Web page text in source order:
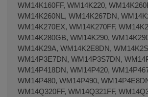
WM14K160FF, WM14K220,
WM14K260NL, WM14K267DN,
WM14K270EX, WM14K270FF,
WM14K280GB, WM14K290,
WM14K29A, WM14K2E8DN,
WM14P3E7DN, WM14P3S7DN,
WM14P418DN, WM14P420,
WM14P480, WM14P490,
WM14Q320FF, WM14Q321FF,